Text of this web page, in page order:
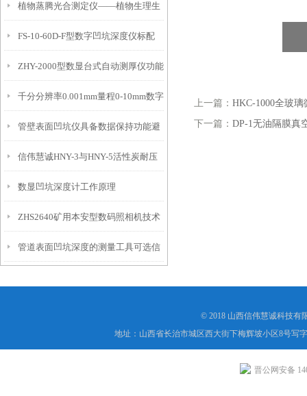
便携式检测工具
植物蒸腾光合测定仪——植物生理生
态的实时监测设备
FS-10-60D-F型数字凹坑深度仪标配
IP54级表头分辨率0.01mm量程
10mm！
ZHY-2000型数显台式自动测厚仪功能
特点
千分分辨率0.001mm量程0-10mm数字
埋头度仪技术参数！
管壁表面凹坑仪具备数据保持功能避
免测试过程中测针移动导致数据变动
信伟慧诚HNY-3与HNY-5活性炭耐压
强度测定仪技术参数！
数显凹坑深度计工作原理
ZHS2640矿用本安型数码照相机技术
参数！
管道表面凹坑深度的测量工具可选信
上一篇： HKC-1000全玻
下一篇： DP-1无油隔膜真
© 2018 山西信伟慧诚科技有
地址：山西省长治市城区西大街下梅辉坡小区8号写
晋公网安备